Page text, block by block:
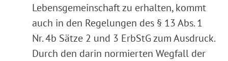
Lebensgemeinschaft zu erhalten, kommt
auch in den Regelungen des § 13 Abs. 1
Nr. 4b Sätze 2 und 3 ErbStG zum Ausdruck.
Durch den darin normierten Wegfall der